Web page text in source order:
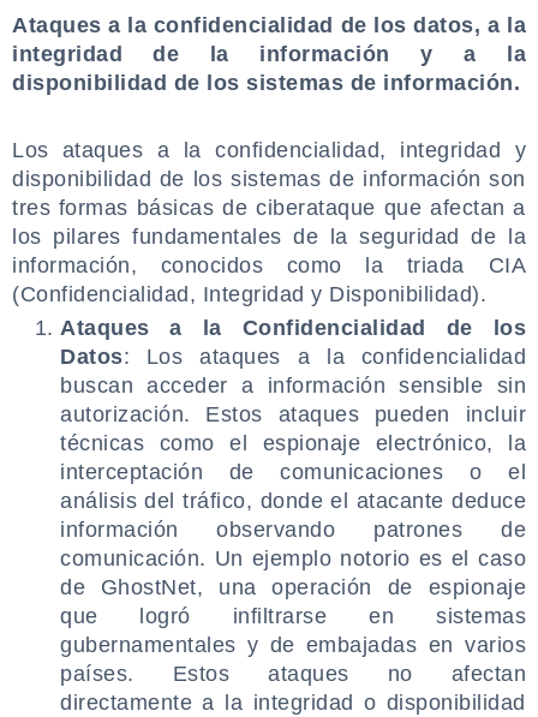
Ataques a la confidencialidad de los datos, a la
integridad de la información y a la
disponibilidad de los sistemas de información.
Los ataques a la confidencialidad, integridad y
disponibilidad de los sistemas de información son
tres formas básicas de ciberataque que afectan a
los pilares fundamentales de la seguridad de la
información, conocidos como la triada CIA
(Confidencialidad, Integridad y Disponibilidad).
Ataques a la Confidencialidad de los
Datos: Los ataques a la confidencialidad
buscan acceder a información sensible sin
autorización. Estos ataques pueden incluir
técnicas como el espionaje electrónico, la
interceptación de comunicaciones o el
análisis del tráfico, donde el atacante deduce
información observando patrones de
comunicación. Un ejemplo notorio es el caso
de GhostNet, una operación de espionaje
que logró infiltrarse en sistemas
gubernamentales y de embajadas en varios
países. Estos ataques no afectan
directamente a la integridad o disponibilidad